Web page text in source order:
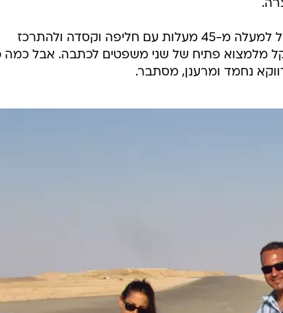
בעיני, לשבת ברכב מירוץ בטמפרטורה של למעלה מ-45 מעלות עם חליפה וקסדה ולהתרכז
מלמצוא פתיח של שני משפטים לכתבה. אבל כמה
נחמד ומרענן, מסתבר.